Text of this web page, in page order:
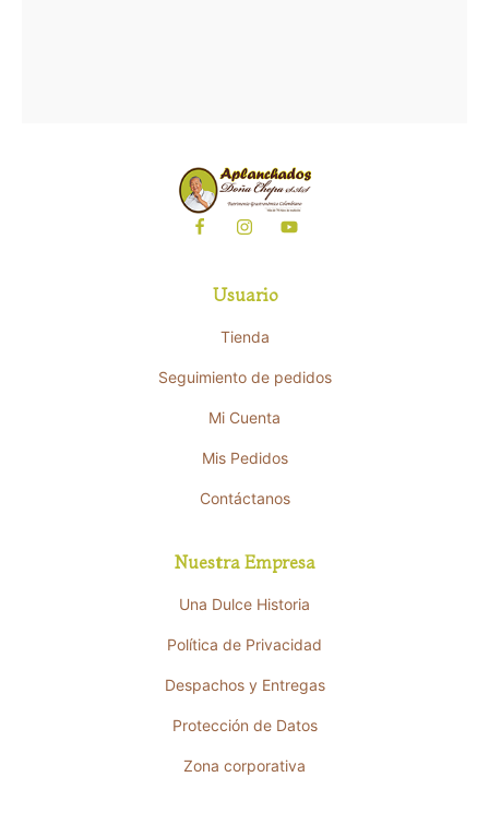
Usuario
Tienda
Seguimiento de pedidos
Mi Cuenta
Mis Pedidos
Contáctanos
Nuestra Empresa
Una Dulce Historia
Política de Privacidad
Despachos y Entregas
Protección de Datos
Zona corporativa